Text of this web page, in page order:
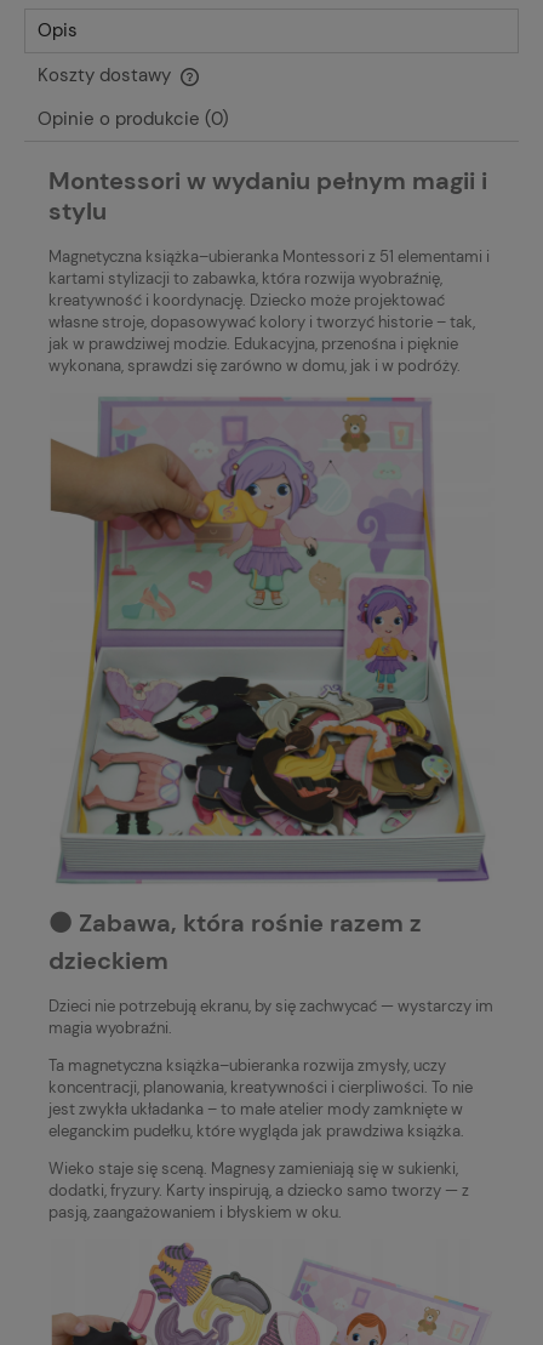
Opis
Koszty dostawy
Cena nie zawiera ewentualnych kosztów płatności
Opinie o produkcie (0)
Montessori w wydaniu pełnym magii i
stylu
Magnetyczna książka–ubieranka Montessori z 51 elementami i
kartami stylizacji to zabawka, która rozwija wyobraźnię,
kreatywność i koordynację. Dziecko może projektować
własne stroje, dopasowywać kolory i tworzyć historie – tak,
jak w prawdziwej modzie. Edukacyjna, przenośna i pięknie
wykonana, sprawdzi się zarówno w domu, jak i w podróży.
⚫️ Zabawa, która rośnie razem z
dzieckiem
Dzieci nie potrzebują ekranu, by się zachwycać — wystarczy im
magia wyobraźni.
Ta magnetyczna książka–ubieranka rozwija zmysły, uczy
koncentracji, planowania, kreatywności i cierpliwości. To nie
jest zwykła układanka – to małe atelier mody zamknięte w
eleganckim pudełku, które wygląda jak prawdziwa książka.
Wieko staje się sceną. Magnesy zamieniają się w sukienki,
dodatki, fryzury. Karty inspirują, a dziecko samo tworzy — z
pasją, zaangażowaniem i błyskiem w oku.